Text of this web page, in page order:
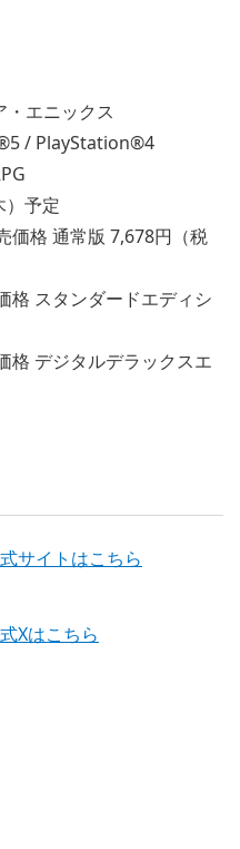
・エニックス
/ PlayStation®4
）予定
価格 通常版 7,678円（税
タンダードエディシ
ジタルデラックスエ
サイトはこちら
Xはこちら